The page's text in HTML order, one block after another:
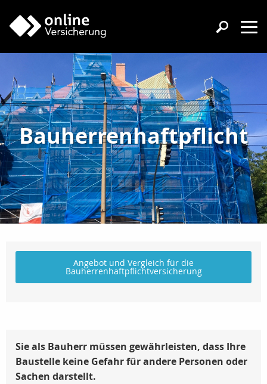
Bauherrenhaftpflicht
Angebot und Vergleich für die
Bauherrenhaftpflichtversicherung
Sie als Bauherr müssen gewährleisten, dass Ihre
Baustelle keine Gefahr für andere Personen oder
Sachen darstellt.